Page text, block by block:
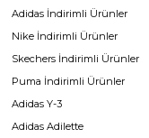
Adidas İndirimli Ürünler
Nike İndirimli Ürünler
Skechers İndirimli Ürünler
Puma İndirimli Ürünler
Adidas Y-3
Adidas Adilette